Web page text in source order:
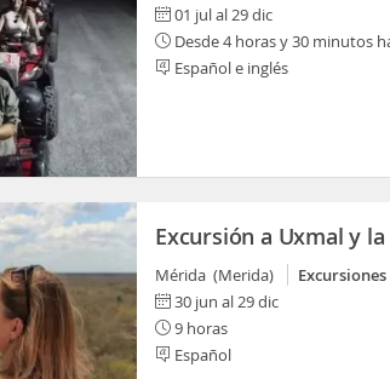
01 jul al 29 dic
Desde 4 horas y 30 minutos
Español e inglés
Excursión a Uxmal y
Mérida (Merida)
30 jun al 29 dic
9 horas
Español